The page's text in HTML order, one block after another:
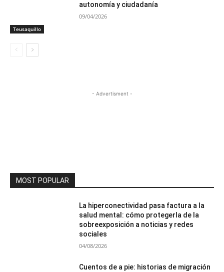
Teusaquillo
autonomía y ciudadanía
09/04/2026
- Advertisment -
MOST POPULAR
La hiperconectividad pasa factura a la
salud mental: cómo protegerla de la
sobreexposición a noticias y redes
sociales
04/08/2026
Cuentos de a pie: historias de migración